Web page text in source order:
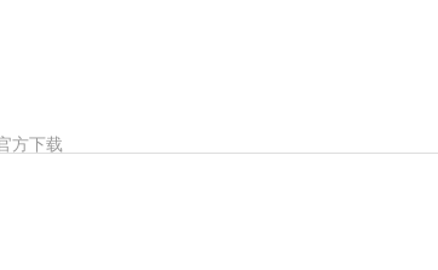
方下载